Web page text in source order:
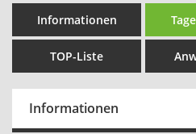
Informationen
TOP-Liste
Informationen